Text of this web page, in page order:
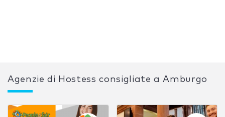
Agenzie di Hostess consigliate a Amburgo